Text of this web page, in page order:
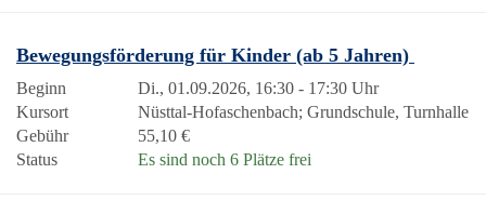
Bewegungsförderung für Kinder (ab 5 Jahren)
Beginn
Di., 01.09.2026, 16:30 - 17:30 Uhr
Kursort
Nüsttal-Hofaschenbach; Grundschule, Turnhalle
Gebühr
55,10 €
Status
Es sind noch 6 Plätze frei